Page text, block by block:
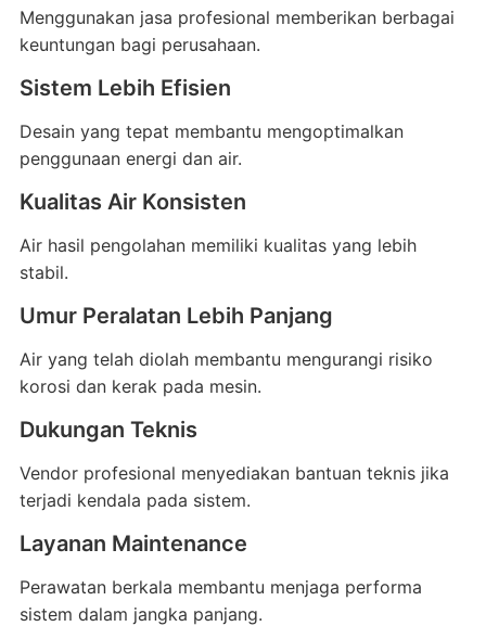
Menggunakan jasa profesional memberikan berbagai
keuntungan bagi perusahaan.
Sistem Lebih Efisien
Desain yang tepat membantu mengoptimalkan
penggunaan energi dan air.
Kualitas Air Konsisten
Air hasil pengolahan memiliki kualitas yang lebih
stabil.
Umur Peralatan Lebih Panjang
Air yang telah diolah membantu mengurangi risiko
korosi dan kerak pada mesin.
Dukungan Teknis
Vendor profesional menyediakan bantuan teknis jika
terjadi kendala pada sistem.
Layanan Maintenance
Perawatan berkala membantu menjaga performa
sistem dalam jangka panjang.